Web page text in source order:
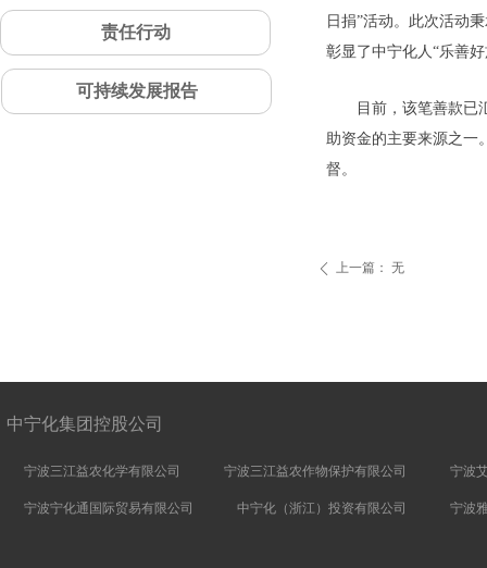
日捐”活动。此次活动
彰显了中宁化人“乐善
目前，该笔善款已
助资金的主要来源之一
督。
ꄴ 上一篇： 无
责任行动
可持续发展报告
中宁化集团控股公司
宁波三江益农化学有限公司 宁波三江益农作物保护有限公司 宁波
宁波宁化通国际贸易有限公司 中宁化（浙江）投资有限公司 宁波